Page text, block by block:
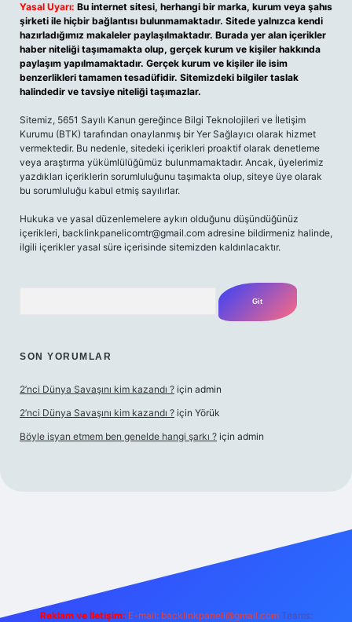
Yasal Uyarı: Bu internet sitesi, herhangi bir marka, kurum veya şahıs
şirketi ile hiçbir bağlantısı bulunmamaktadır. Sitede yalnızca kendi
hazırladığımız makaleler paylaşılmaktadır. Burada yer alan içerikler
haber niteliği taşımamakta olup, gerçek kurum ve kişiler hakkında
paylaşım yapılmamaktadır. Gerçek kurum ve kişiler ile isim
benzerlikleri tamamen tesadüfidir. Sitemizdeki bilgiler taslak
halindedir ve tavsiye niteliği taşımazlar.
Sitemiz, 5651 Sayılı Kanun gereğince Bilgi Teknolojileri ve İletişim
Kurumu (BTK) tarafından onaylanmış bir Yer Sağlayıcı olarak hizmet
vermektedir. Bu nedenle, sitedeki içerikleri proaktif olarak denetleme
veya araştırma yükümlülüğümüz bulunmamaktadır. Ancak, üyelerimiz
yazdıkları içeriklerin sorumluluğunu taşımakta olup, siteye üye olarak
bu sorumluluğu kabul etmiş sayılırlar.
Hukuka ve yasal düzenlemelere aykırı olduğunu düşündüğünüz
içerikleri, backlinkpanelicomtr@gmail.com adresine bildirmeniz halinde,
ilgili içerikler yasal süre içerisinde sitemizden kaldırılacaktır.
SON YORUMLAR
2’nci Dünya Savaşını kim kazandı ? için admin
2’nci Dünya Savaşını kim kazandı ? için Yörük
Böyle isyan etmem ben genelde hangi şarkı ? için admin
m elexbet
Reklam ve İletişim: E-mail: backlinkpaneli@gmail.com Teams: